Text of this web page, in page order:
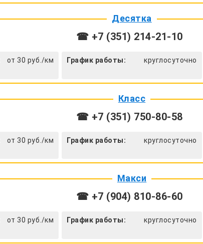
Десятка
☎ +7 (351) 214-21-10
от 30 руб./км График работы: круглосуточно
Класс
☎ +7 (351) 750-80-58
от 30 руб./км График работы: круглосуточно
Макси
☎ +7 (904) 810-86-60
от 30 руб./км График работы: круглосуточно